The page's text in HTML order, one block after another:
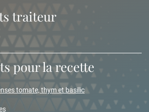
traiteur
pour la recette
tomate, thym et basilic